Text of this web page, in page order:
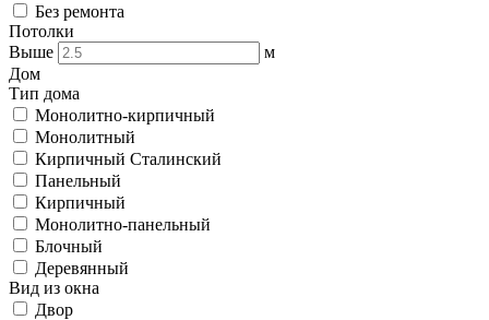
Без ремонта
Потолки
Выше
м
Дом
Тип дома
Монолитно-кирпичный
Монолитный
Кирпичный Сталинский
Панельный
Кирпичный
Монолитно-панельный
Блочный
Деревянный
Вид из окна
Двор